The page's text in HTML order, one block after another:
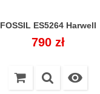
FOSSIL ES5264 Harwell
Cena
790 zł
